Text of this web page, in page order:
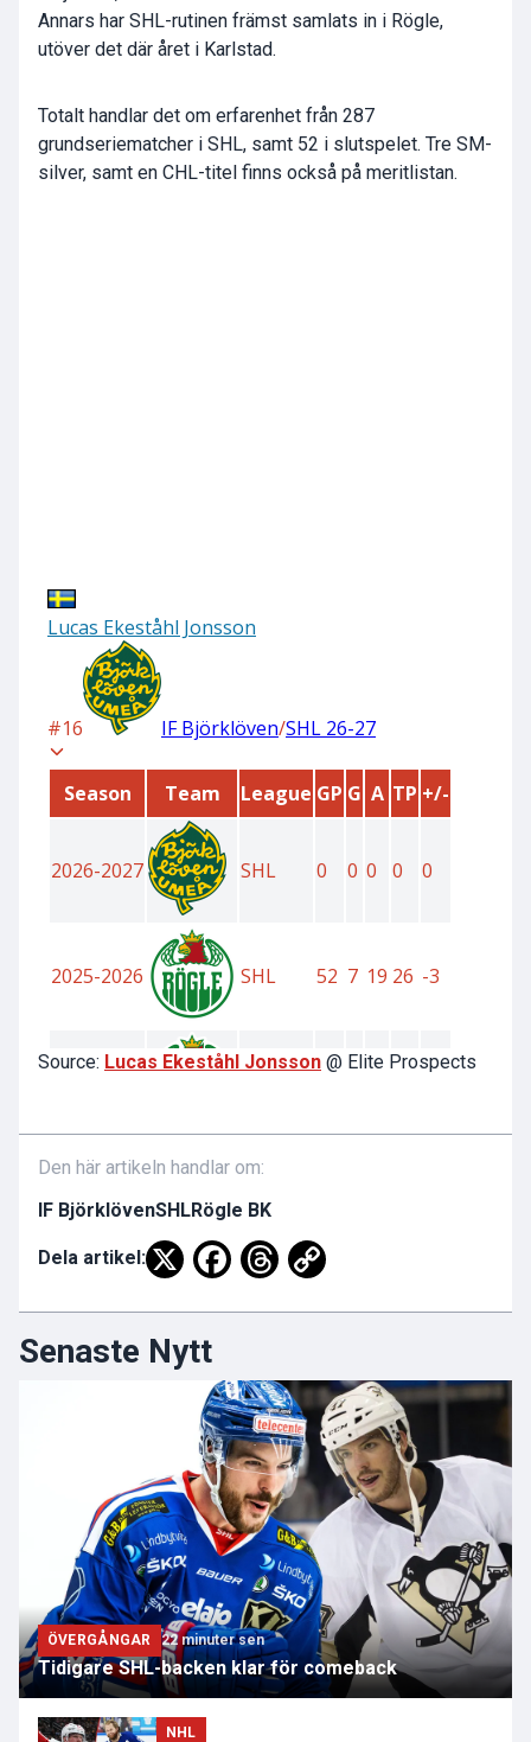
Annars har SHL-rutinen främst samlats in i Rögle,
utöver det där året i Karlstad.
Totalt handlar det om erfarenhet från 287
grundseriematcher i SHL, samt 52 i slutspelet. Tre SM-
silver, samt en CHL-titel finns också på meritlistan.
Source: Lucas Ekeståhl Jonsson @ Elite Prospects
Den här artikeln handlar om:
IF BjörklövenSHLRögle BK
Dela artikel:
Senaste Nytt
ÖVERGÅNGAR 22 minuter sen
Tidigare SHL-backen klar för comeback
NHL